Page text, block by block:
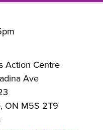
Action Centre
Ave
ON M5S 2T9